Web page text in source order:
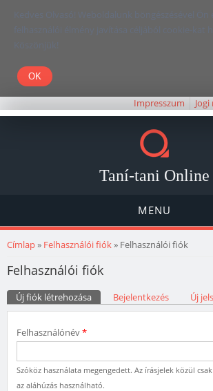
Kedves Olvasó! Weboldalunk böngészésével
felhasználói élmény javítása céljából cookie-kat
Köszönjük!
Impresszum
Taní-tani Online
MENU
Jelenlegi hely
Címlap» Felhasználói fiók» Felhasználói fiók
Felhasználói fiók
Elsődleges fülek
Új fiók létrehozása (aktív fül)Bejelentkezés Új
Felhasználónév*
Szóköz használata megengedett. Az írásjelek közül
az aláhúzás használható.